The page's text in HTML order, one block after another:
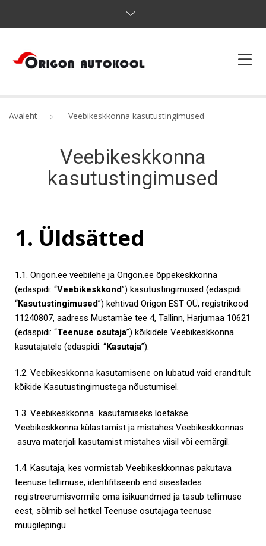
JÄTKUÕPE
Avaleht Veebikeskkonna kasutustingimused
Veebikeskkonna
kasutustingimused
1. Üldsätted
1.1. Origon.ee veebilehe ja Origon.ee õppekeskkonna
(edaspidi: “Veebikeskkond”) kasutustingimused (edaspidi:
“Kasutustingimused”) kehtivad Origon EST OÜ, registrikood
11240807, aadress Mustamäe tee 4, Tallinn, Harjumaa 10621
(edaspidi: “Teenuse osutaja”) kõikidele Veebikeskkonna
kasutajatele (edaspidi: “Kasutaja”).
1.2. Veebikeskkonna kasutamisene on lubatud vaid eranditult
kõikide Kasutustingimustega nõustumisel.
1.3. Veebikeskkonna kasutamiseks loetakse
Veebikeskkonna külastamist ja mistahes Veebikeskkonnas
asuva materjali kasutamist mistahes viisil või eemärgil.
1.4. Kasutaja, kes vormistab Veebikeskkonnas pakutava
teenuse tellimuse, identifitseerib end sisestades
registreerumisvormile oma isikuandmed ja tasub tellimuse
eest, sõlmib sel hetkel Teenuse osutajaga teenuse
müügilepingu.